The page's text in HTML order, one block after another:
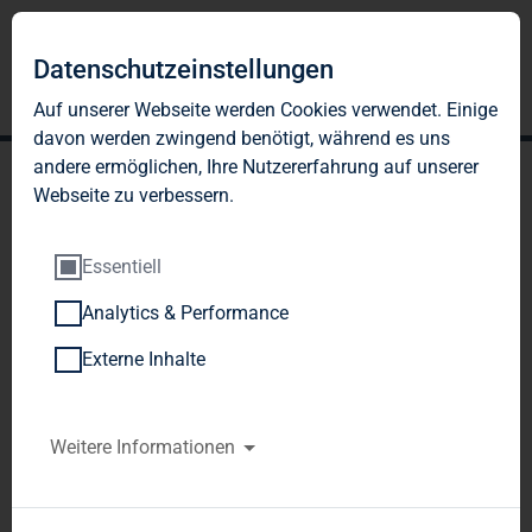
TAG Immobilien AG
übertrifft die FFO-
Prognose für 2018 und
Datenschutzeinstellungen
Auf unserer Webseite werden Cookies verwendet. Einige
davon werden zwingend benötigt, während es uns
andere ermöglichen, Ihre Nutzererfahrung auf unserer
Webseite zu verbessern.
Essentiell
Analytics & Performance
Externe Inhalte
Weitere Informationen